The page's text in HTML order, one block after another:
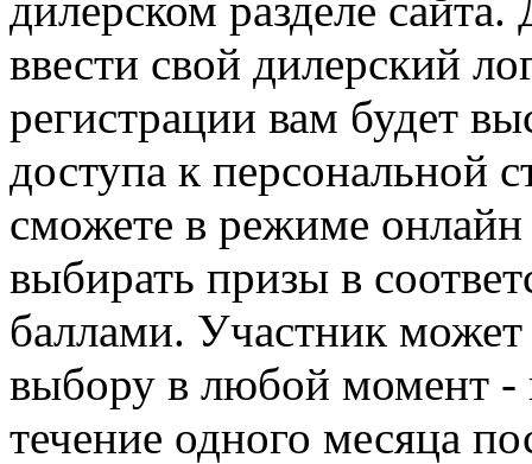
ввести свой дилерский
регистрации вам будет
доступа к персональной
сможете в режиме
выбирать призы в
баллами. Участник
выбору в любой момент -
течение одного месяца